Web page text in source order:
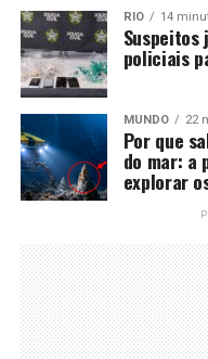
RIO 14
policiais
MUNDO 22
Por que
do mar: a
explorar